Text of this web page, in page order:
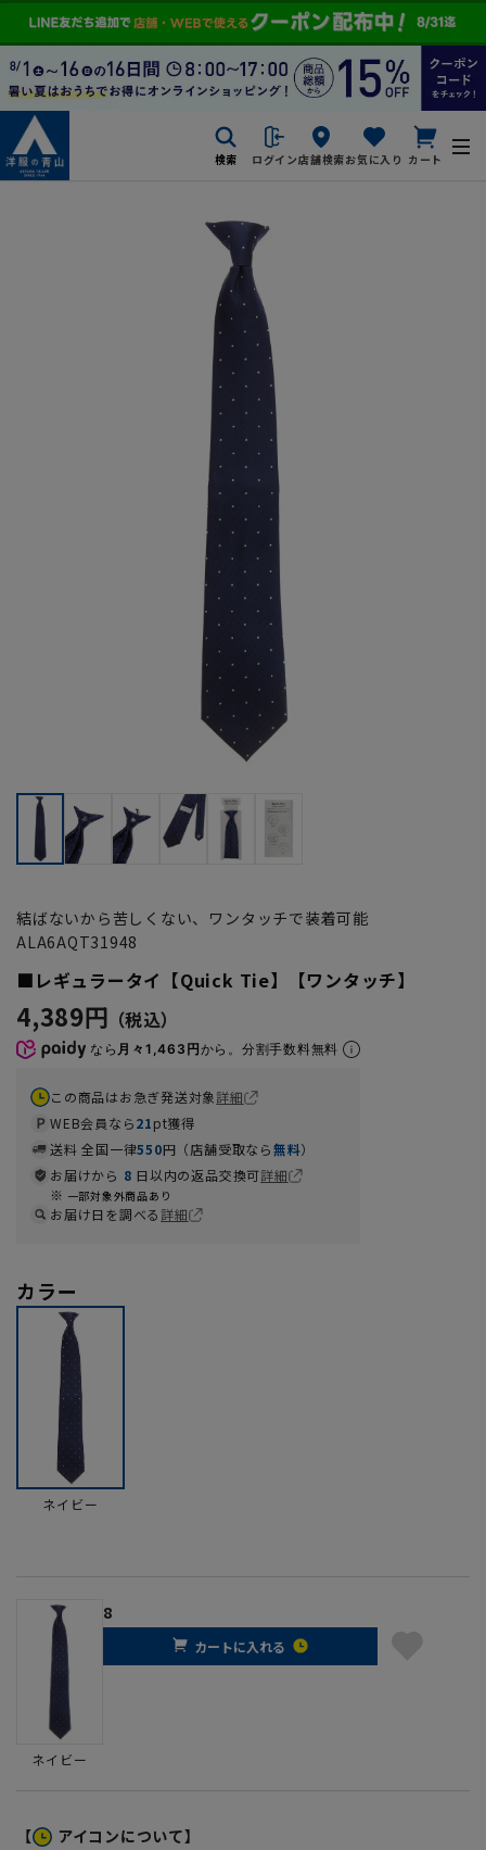
検索 ログイン店舗検索お気に入り カート
結ばないから苦しくない、ワンタッチで装着可能
ALA6AQT31948
■レギュラータイ【Quick Tie】【ワンタッチ】
4,389円
なら 月々1,463円から。分割手数料無料
この商品はお急ぎ発送対象詳細
WEB会員なら21pt獲得
送料 全国一律550円（店舗受取なら無料）
お届けから 8 日以内の返品交換可詳細
一部対象外商品あり
お届け日を調べる詳細
カラー
ネイビー
ネイビー
8
カートに入れる
【 アイコンについて】